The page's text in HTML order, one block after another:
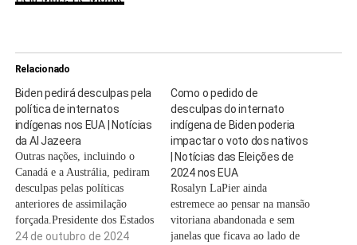
Relacionado
Biden pedirá desculpas pela
política de internatos
indígenas nos EUA | Notícias
da Al Jazeera
Outras nações, incluindo o
Canadá e a Austrália, pediram
desculpas pelas políticas
anteriores de assimilação
forçada.Presidente dos Estados
Unidos Joe Biden pedirá
24 de outubro de 2024
Como o pedido de
desculpas do internato
indígena de Biden poderia
impactar o voto dos nativos
| Notícias das Eleições de
2024 nos EUA
Rosalyn LaPier ainda
estremece ao pensar na mansão
vitoriana abandonada e sem
janelas que ficava ao lado de